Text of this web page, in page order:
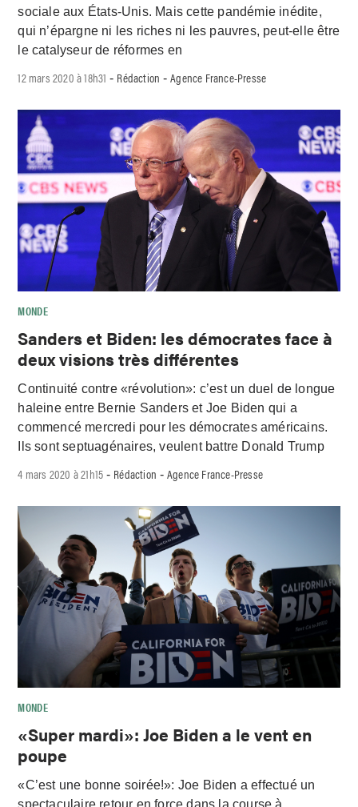
sociale aux États-Unis. Mais cette pandémie inédite,
qui n’épargne ni les riches ni les pauvres, peut-elle être
le catalyseur de réformes en
12 mars 2020 à 18h31 - Rédaction -Agence France-Presse
MONDE
Sanders et Biden: les démocrates face à
deux visions très différentes
Continuité contre «révolution»: c’est un duel de longue
haleine entre Bernie Sanders et Joe Biden qui a
commencé mercredi pour les démocrates américains.
Ils sont septuagénaires, veulent battre Donald Trump
4 mars 2020 à 21h15 - Rédaction -Agence France-Presse
MONDE
«Super mardi»: Joe Biden a le vent en
poupe
«C’est une bonne soirée!»: Joe Biden a effectué un
spectaculaire retour en force dans la course à